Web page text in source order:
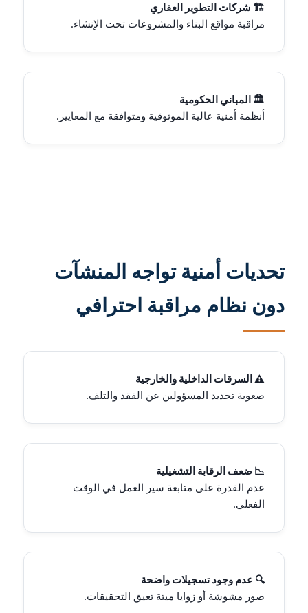
🏗 شركات التطوير العقاري
مراقبة مواقع البناء والمشروعات تحت الإنشاء.
🏛 المباني الحكومية
أنظمة أمنية عالية الموثوقية ومتوافقة مع المعايير.
تحديات أمنية تواجه المنشآت
دون نظام مراقبة احترافي
⚠️ السرقات الداخلية والخارجية
صعوبة تحديد المسؤولين عن الفقد والتلف.
📉 ضعف الرقابة التشغيلية
عدم القدرة على متابعة سير العمل في الوقت
الفعلي.
🔍 عدم وجود تسجيلات واضحة
صور مشوشة أو زوايا ميتة تعيق التحقيقات.